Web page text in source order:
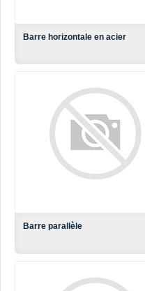
Barre horizontale en acier
Barre parallèle